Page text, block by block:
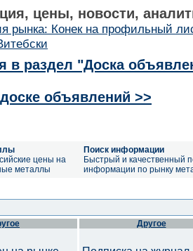
цены, новости,
рынка: Конек на профильный
в раздел "Доска
объявлений >>
цены на
металлы
Поиск информации
Быстрый и качественный
информации по рынку
Другое